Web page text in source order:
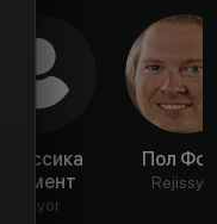
Джессика
Клемент
Aktyor
Пол
Rejissyor